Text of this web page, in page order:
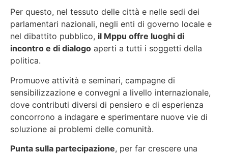
Per questo, nel tessuto delle città e nelle sedi dei
parlamentari nazionali, negli enti di governo locale e
nel dibattito pubblico, il Mppu offre luoghi di
incontro e di dialogo aperti a tutti i soggetti della
politica.
Promuove attività e seminari, campagne di
sensibilizzazione e convegni a livello internazionale,
dove contributi diversi di pensiero e di esperienza
concorrono a indagare e sperimentare nuove vie di
soluzione ai problemi delle comunità.
Punta sulla partecipazione, per far crescere una